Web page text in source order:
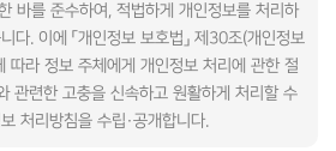
바를 준수하여, 적법하게 개인정보를 처리하
다. 이에 「개인정보 보호법」 제30조(개인정보
따라 정보 주체에게 개인정보 처리에 관한 절
관련한 고충을 신속하고 원활하게 처리할 수
처리방침을 수립·공개합니다.